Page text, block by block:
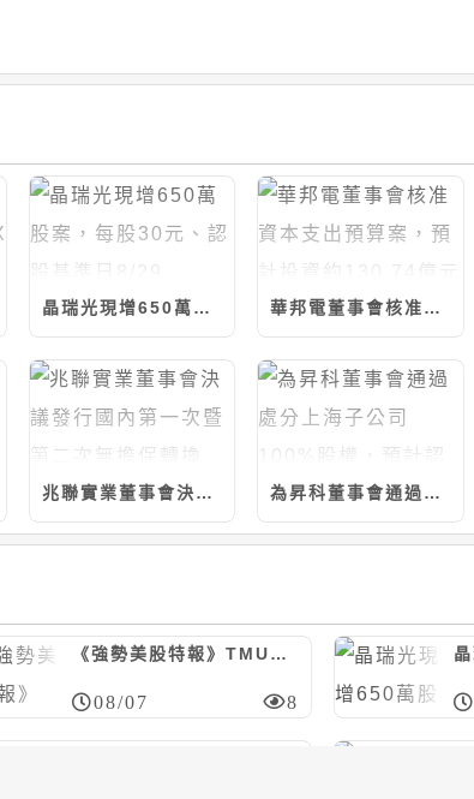
晶瑞光現增650萬股案，每股30元、認股基準日8/29 華邦電董事會核准資本支出預算案，預計投資約130.74億元
兆聯實業董事會決議發行國內第一次暨第二次無擔保轉換債，合計上限25億元 為昇科董事會通過處分上海子公司100%股權，預計認列處分損失約6526萬元
《強勢美股特報》TMUS,MSI,PH,FOXA等10檔
08/07 8